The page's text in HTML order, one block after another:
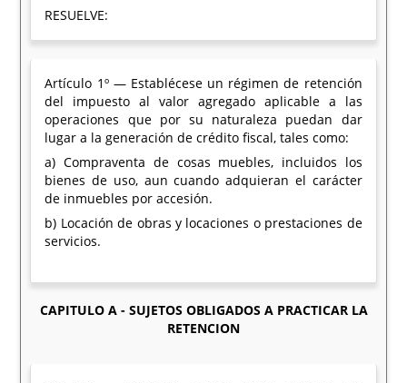
RESUELVE:
Artículo 1º — Establécese un régimen de retención
del impuesto al valor agregado aplicable a las
operaciones que por su naturaleza puedan dar
lugar a la generación de crédito fiscal, tales como:
a) Compraventa de cosas muebles, incluidos los
bienes de uso, aun cuando adquieran el carácter
de inmuebles por accesión.
b) Locación de obras y locaciones o prestaciones de
servicios.
CAPITULO A - SUJETOS OBLIGADOS A PRACTICAR LA
RETENCION